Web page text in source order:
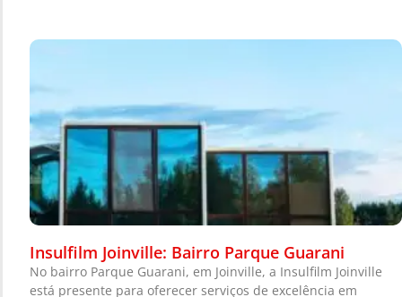
Insulfilm Joinville: Bairro Parque Guarani
No bairro Parque Guarani, em Joinville, a Insulfilm Joinville
está presente para oferecer serviços de excelência em